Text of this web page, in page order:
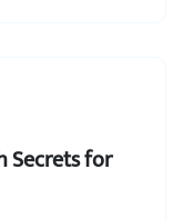
Secrets for